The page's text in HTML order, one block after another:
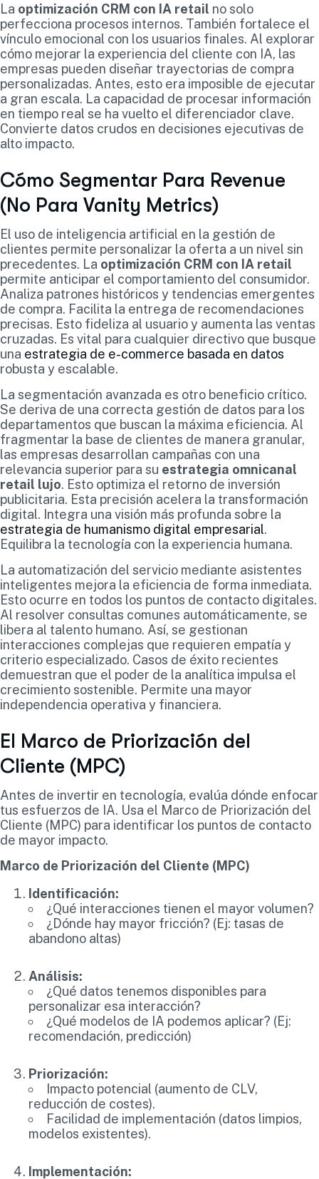
La optimización CRM con IA retail no solo
perfecciona procesos internos. También fortalece el
vínculo emocional con los usuarios finales. Al explorar
cómo mejorar la experiencia del cliente con IA, las
empresas pueden diseñar trayectorias de compra
personalizadas. Antes, esto era imposible de ejecutar
a gran escala. La capacidad de procesar información
en tiempo real se ha vuelto el diferenciador clave.
Convierte datos crudos en decisiones ejecutivas de
alto impacto.
Cómo Segmentar Para Revenue
(No Para Vanity Metrics)
El uso de inteligencia artificial en la gestión de
clientes permite personalizar la oferta a un nivel sin
precedentes. La optimización CRM con IA retail
permite anticipar el comportamiento del consumidor.
Analiza patrones históricos y tendencias emergentes
de compra. Facilita la entrega de recomendaciones
precisas. Esto fideliza al usuario y aumenta las ventas
cruzadas. Es vital para cualquier directivo que busque
una estrategia de e-commerce basada en datos
robusta y escalable.
La segmentación avanzada es otro beneficio crítico.
Se deriva de una correcta gestión de datos para los
departamentos que buscan la máxima eficiencia. Al
fragmentar la base de clientes de manera granular,
las empresas desarrollan campañas con una
relevancia superior para su estrategia omnicanal
retail lujo. Esto optimiza el retorno de inversión
publicitaria. Esta precisión acelera la transformación
digital. Integra una visión más profunda sobre la
estrategia de humanismo digital empresarial.
Equilibra la tecnología con la experiencia humana.
La automatización del servicio mediante asistentes
inteligentes mejora la eficiencia de forma inmediata.
Esto ocurre en todos los puntos de contacto digitales.
Al resolver consultas comunes automáticamente, se
libera al talento humano. Así, se gestionan
interacciones complejas que requieren empatía y
criterio especializado. Casos de éxito recientes
demuestran que el poder de la analítica impulsa el
crecimiento sostenible. Permite una mayor
independencia operativa y financiera.
El Marco de Priorización del
Cliente (MPC)
Antes de invertir en tecnología, evalúa dónde enfocar
tus esfuerzos de IA. Usa el Marco de Priorización del
Cliente (MPC) para identificar los puntos de contacto
de mayor impacto.
Marco de Priorización del Cliente (MPC)
Identificación:
¿Qué interacciones tienen el mayor volumen?
¿Dónde hay mayor fricción? (Ej: tasas de
abandono altas)
Análisis:
¿Qué datos tenemos disponibles para
personalizar esa interacción?
¿Qué modelos de IA podemos aplicar? (Ej:
recomendación, predicción)
Priorización:
Impacto potencial (aumento de CLV,
reducción de costes).
Facilidad de implementación (datos limpios,
modelos existentes).
Implementación: